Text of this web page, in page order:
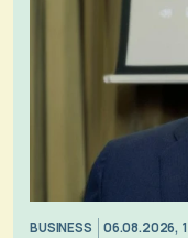
BUSINESS 06.08.2026,